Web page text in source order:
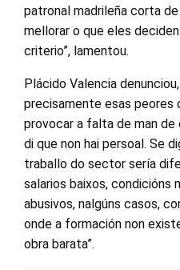
patronal madrileña corta
mellorar o que eles
criterio”, lamentou.
Plácido Valencia
precisamente esas peores
provocar a falta de man de
di que non hai persoal. Se
traballo do sector sería
salarios baixos, condicións
abusivos, nalgúns casos,
onde a formación non
obra barata”.